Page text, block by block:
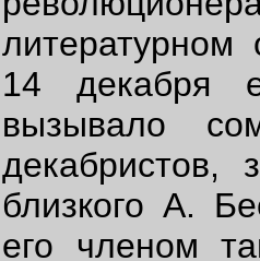
14 декабря
вызывало
близкого А.
его членом